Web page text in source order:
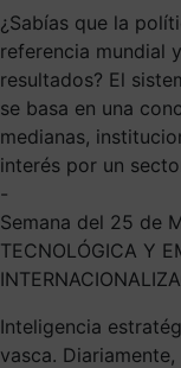
¿Sabías que la
referencia mundial
resultados? El
se basa en una
medianas,
interés por un
-
Semana del 25 de
TECNOLÓGICA Y
Inteligencia
vasca.